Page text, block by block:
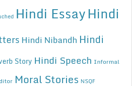
Hindi EssayHindi
Hindi Nibandh Hindi
Story Hindi Speech Informal
Moral Stories NSQF